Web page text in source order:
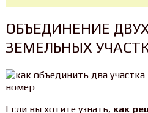
ОБЪЕДИНЕНИЕ
ЗЕМЕЛЬНЫХ
Если вы хотите узнать, как